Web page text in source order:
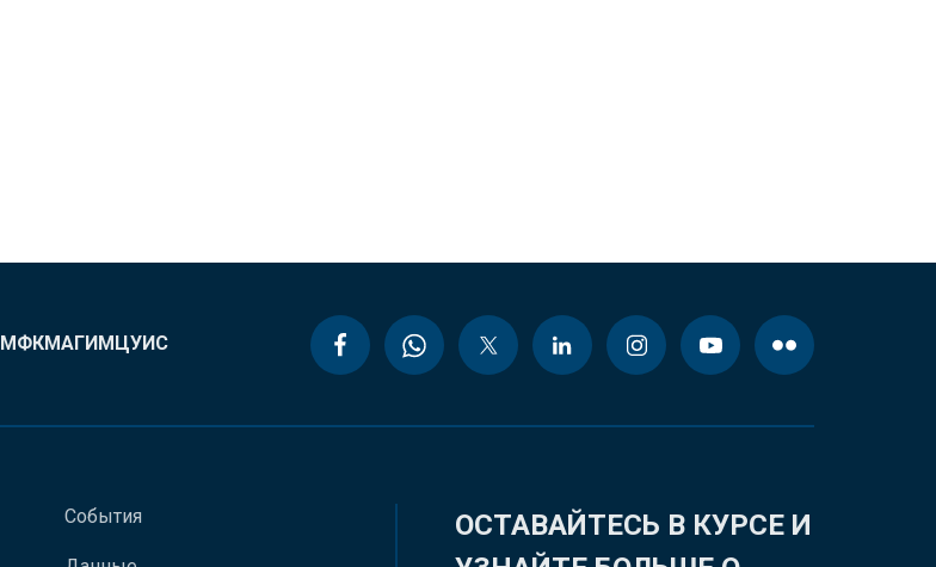
МФКМАГИМЦУИС
События
ОСТАВАЙТЕСЬ В КУРСЕ И